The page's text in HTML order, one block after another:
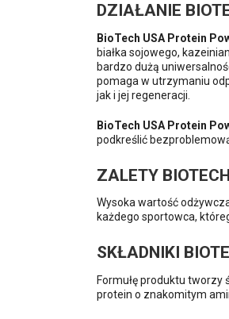
DZIAŁANIE
BioTech USA Protein
białka sojowego,
bardzo dużą
pomaga w utrzymaniu
jak i jej regeneracji.
BioTech USA Protein
podkreślić
ZALETY
Wysoka wartość
każdego sportowca,
SKŁADNIKI
Formułę produktu tworzy
protein o znakomitym